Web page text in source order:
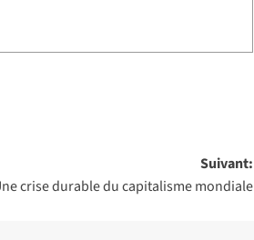
Suivant:
crise durable du capitalisme mondiale